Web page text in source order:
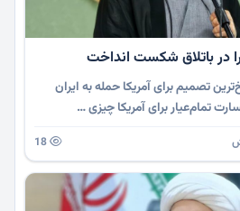
را در باتلاق شکست انداخت
تصمیم برای آمریکا حمله به ایران
تمام‌عیار برای آمریکا چیزی …